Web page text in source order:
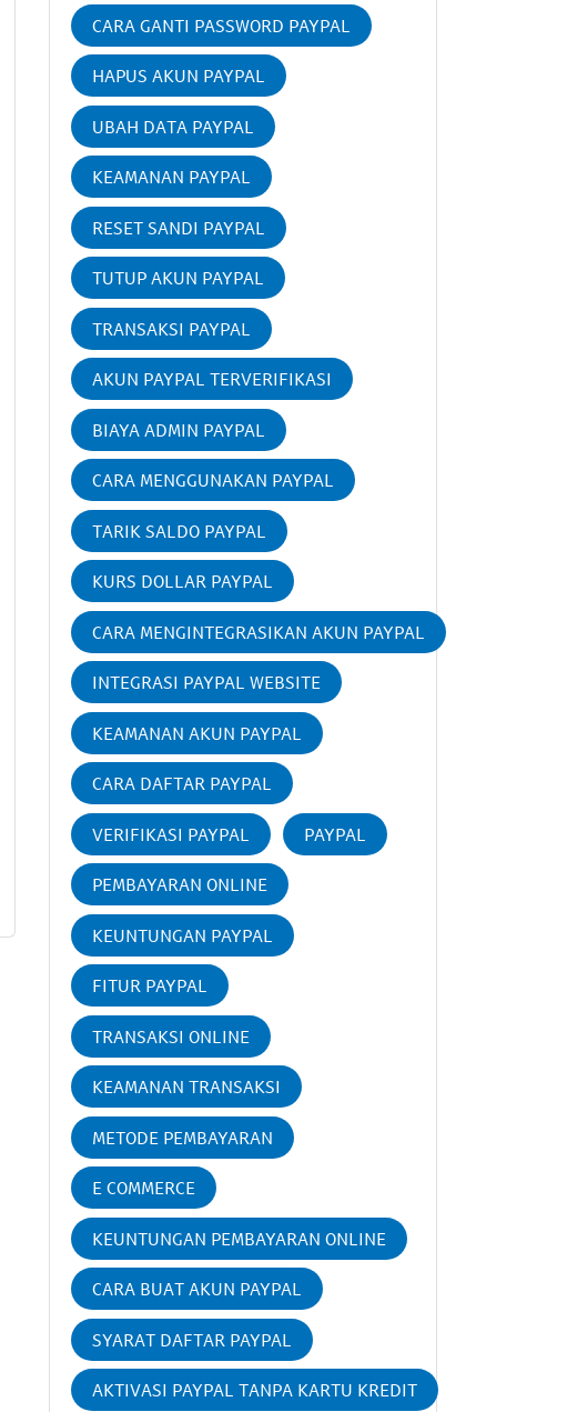
CARA GANTI PASSWORD PAYPAL
HAPUS AKUN PAYPAL
UBAH DATA PAYPAL
KEAMANAN PAYPAL
RESET SANDI PAYPAL
TUTUP AKUN PAYPAL
TRANSAKSI PAYPAL
AKUN PAYPAL TERVERIFIKASI
BIAYA ADMIN PAYPAL
CARA MENGGUNAKAN PAYPAL
TARIK SALDO PAYPAL
KURS DOLLAR PAYPAL
CARA MENGINTEGRASIKAN AKUN PAYPAL
INTEGRASI PAYPAL WEBSITE
KEAMANAN AKUN PAYPAL
CARA DAFTAR PAYPAL
VERIFIKASI PAYPAL PAYPAL
PEMBAYARAN ONLINE
KEUNTUNGAN PAYPAL
FITUR PAYPAL
TRANSAKSI ONLINE
KEAMANAN TRANSAKSI
METODE PEMBAYARAN
E COMMERCE
KEUNTUNGAN PEMBAYARAN ONLINE
CARA BUAT AKUN PAYPAL
SYARAT DAFTAR PAYPAL
AKTIVASI PAYPAL TANPA KARTU KREDIT